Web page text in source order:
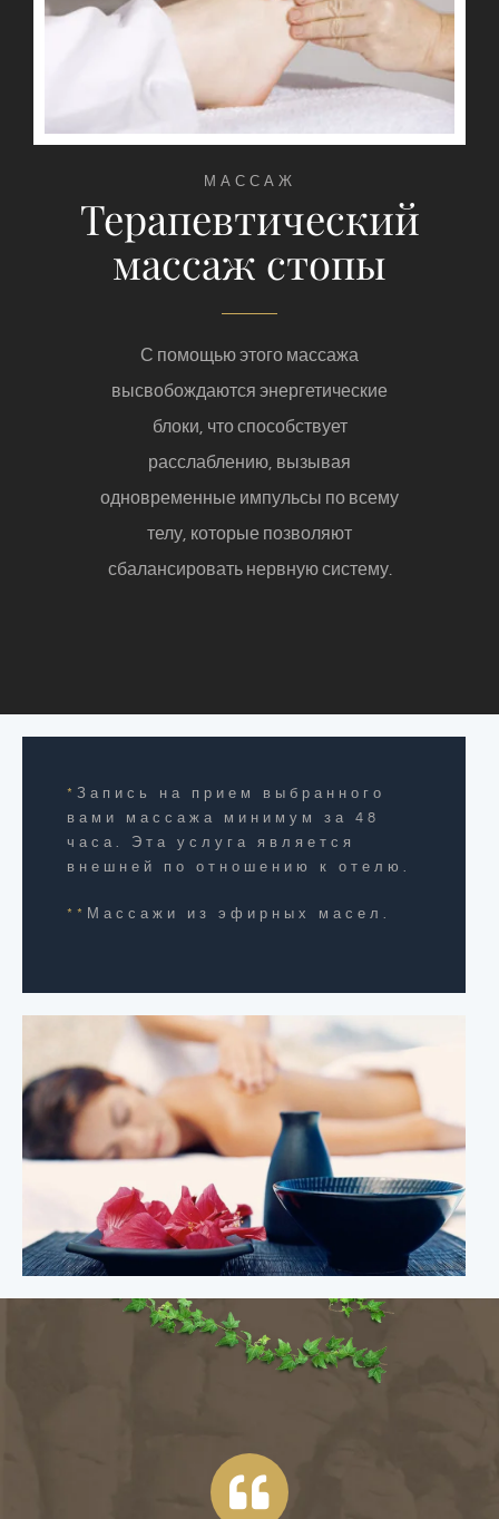
МАССАЖ
Терапевтический
массаж стопы
С помощью этого массажа
высвобождаются энергетические
блоки, что способствует
расслаблению, вызывая
одновременные импульсы по всему
телу, которые позволяют
сбалансировать нервную систему.
* Запись на прием выбранного
вами массажа минимум за 48
часа. Эта услуга является
внешней по отношению к отелю.
** Массажи из эфирных масел.